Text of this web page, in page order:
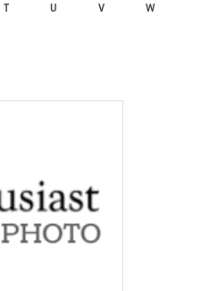
T U V W